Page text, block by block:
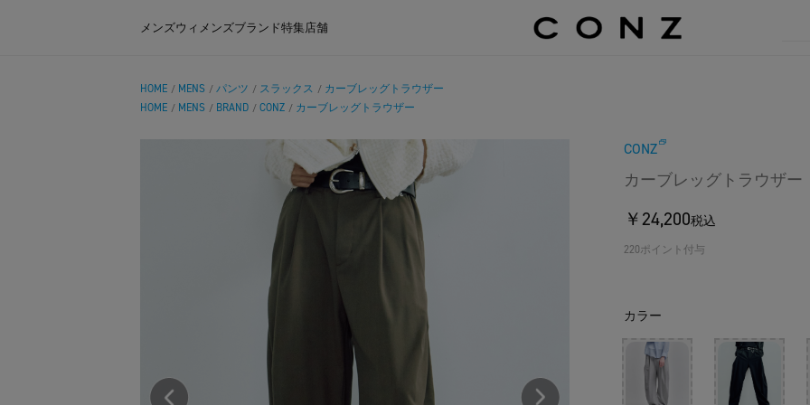
メンズウィメンズブランド特集店舗
HOME / MENS / パンツ / スラックス / カーブレッグトラウザー
HOME / MENS / BRAND / CONZ / カーブレッグトラウザー
CONZ
カーブレッグトラウザー
￥24,200税込
220ポイント付与
カラー